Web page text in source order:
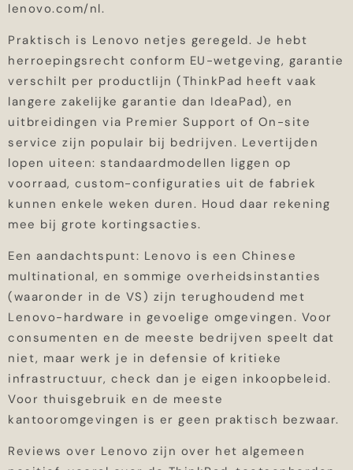
lenovo.com/nl.
Praktisch is Lenovo netjes geregeld. Je hebt
herroepingsrecht conform EU-wetgeving, garantie
verschilt per productlijn (ThinkPad heeft vaak
langere zakelijke garantie dan IdeaPad), en
uitbreidingen via Premier Support of On-site
service zijn populair bij bedrijven. Levertijden
lopen uiteen: standaardmodellen liggen op
voorraad, custom-configuraties uit de fabriek
kunnen enkele weken duren. Houd daar rekening
mee bij grote kortingsacties.
Een aandachtspunt: Lenovo is een Chinese
multinational, en sommige overheidsinstanties
(waaronder in de VS) zijn terughoudend met
Lenovo-hardware in gevoelige omgevingen. Voor
consumenten en de meeste bedrijven speelt dat
niet, maar werk je in defensie of kritieke
infrastructuur, check dan je eigen inkoopbeleid.
Voor thuisgebruik en de meeste
kantooromgevingen is er geen praktisch bezwaar.
Reviews over Lenovo zijn over het algemeen